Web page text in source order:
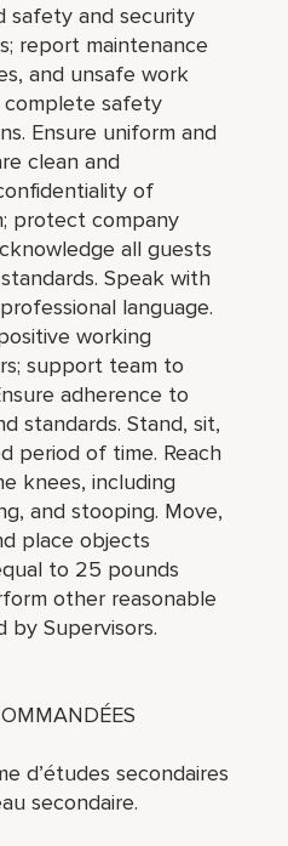
safety and security
report maintenance
and unsafe work
complete safety
Ensure uniform and
clean and
of
protect company
all guests
Speak with
language.
working
support team to
adherence to
standards. Stand, sit,
period of time. Reach
knees, including
and stooping. Move,
place objects
to 25 pounds
other reasonable
by Supervisors.
d’études secondaires
secondaire.